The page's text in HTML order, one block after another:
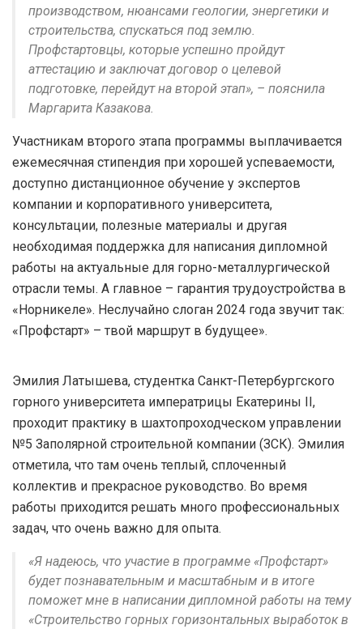
производством, нюансами геологии, энергетики и
строительства, спускаться под землю.
Профстартовцы, которые успешно пройдут
аттестацию и заключат договор о целевой
подготовке, перейдут на второй этап», – пояснила
Маргарита Казакова.
Участникам второго этапа программы выплачивается
ежемесячная стипендия при хорошей успеваемости,
доступно дистанционное обучение у экспертов
компании и корпоративного университета,
консультации, полезные материалы и другая
необходимая поддержка для написания дипломной
работы на актуальные для горно-металлургической
отрасли темы. А главное – гарантия трудоустройства в
«Норникеле». Неслучайно слоган 2024 года звучит так:
«Профстарт» – твой маршрут в будущее».
Эмилия Латышева, студентка Санкт-Петербургского
горного университета императрицы Екатерины II,
проходит практику в шахтопроходческом управлении
№5 Заполярной строительной компании (ЗСК). Эмилия
отметила, что там очень теплый, сплоченный
коллектив и прекрасное руководство. Во время
работы приходится решать много профессиональных
задач, что очень важно для опыта.
«Я надеюсь, что участие в программе «Профстарт»
будет познавательным и масштабным и в итоге
поможет мне в написании дипломной работы на тему
«Строительство горных горизонтальных выработок в